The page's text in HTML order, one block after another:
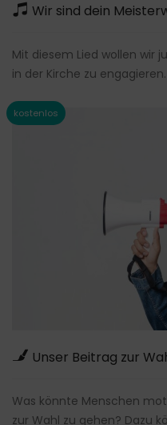
Wir sind dein
Mit diesem Lied wollen wir
in der Kirche zu engagieren.
Unser Beitrag zur
Was könnte Menschen
zur Wahl zu gehen? Dazu